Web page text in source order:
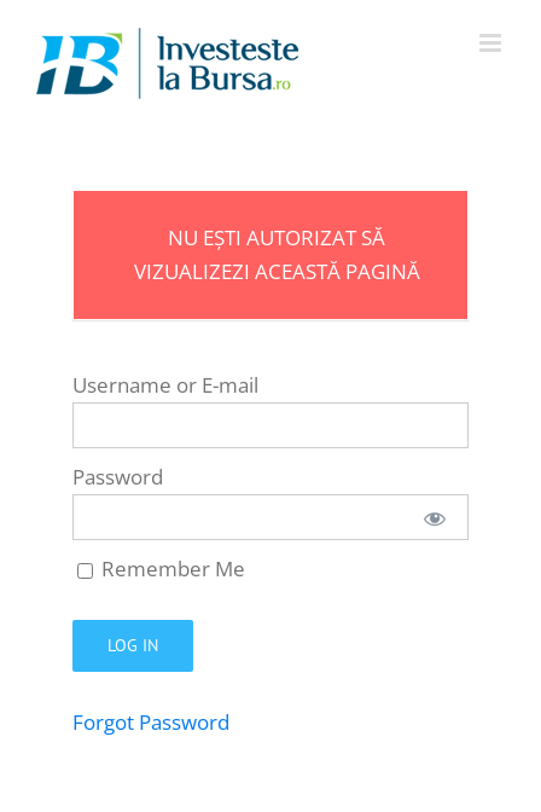
content
NU EȘTI AUTORIZAT SĂ
VIZUALIZEZI ACEASTĂ PAGINĂ
Username or E-mail
Password
Remember Me
Forgot Password